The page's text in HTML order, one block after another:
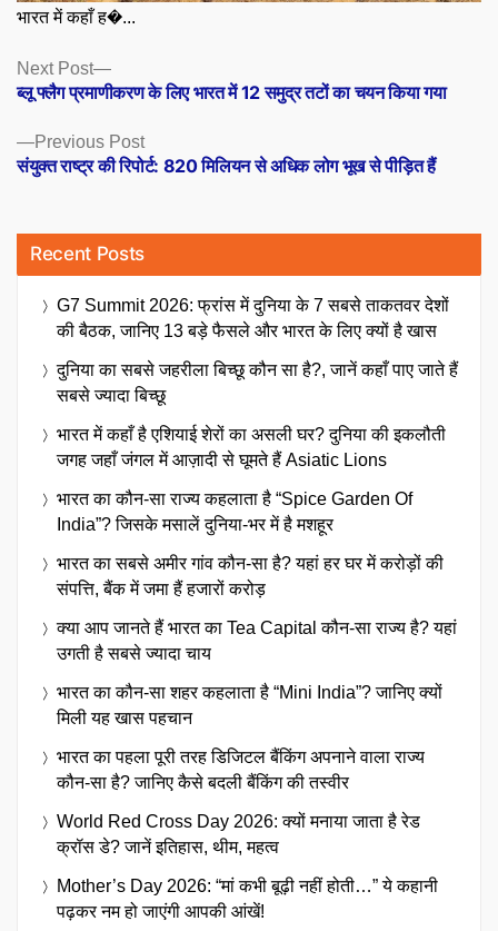
भारत में कहाँ ह�...
Posts
navigation
Previous PostPrevious
post:
संयुक्त राष्ट्र की रिपोर्ट: 820 मिलियन से अधिक लोग भूख से पीड़ित हैं
Next Post
Next
post:
ब्लू फ्लैग प्रमाणीकरण के लिए भारत में 12 समुद्र तटों का चयन किया गया
Recent Posts
G7 Summit 2026: फ्रांस में दुनिया के 7 सबसे ताकतवर देशों
की बैठक, जानिए 13 बड़े फैसले और भारत के लिए क्यों है खास
दुनिया का सबसे जहरीला बिच्छू कौन सा है?, जानें कहाँ पाए जाते हैं
सबसे ज्यादा बिच्छू
भारत में कहाँ है एशियाई शेरों का असली घर? दुनिया की इकलौती
जगह जहाँ जंगल में आज़ादी से घूमते हैं Asiatic Lions
भारत का कौन-सा राज्य कहलाता है “Spice Garden Of
India”? जिसके मसालें दुनिया-भर में है मशहूर
भारत का सबसे अमीर गांव कौन-सा है? यहां हर घर में करोड़ों की
संपत्ति, बैंक में जमा हैं हजारों करोड़
क्या आप जानते हैं भारत का Tea Capital कौन-सा राज्य है? यहां
उगती है सबसे ज्यादा चाय
भारत का कौन-सा शहर कहलाता है “Mini India”? जानिए क्यों
मिली यह खास पहचान
भारत का पहला पूरी तरह डिजिटल बैंकिंग अपनाने वाला राज्य
कौन-सा है? जानिए कैसे बदली बैंकिंग की तस्वीर
World Red Cross Day 2026: क्यों मनाया जाता है रेड
क्रॉस डे? जानें इतिहास, थीम, महत्व
Mother’s Day 2026: “मां कभी बूढ़ी नहीं होती…” ये कहानी
पढ़कर नम हो जाएंगी आपकी आंखें!